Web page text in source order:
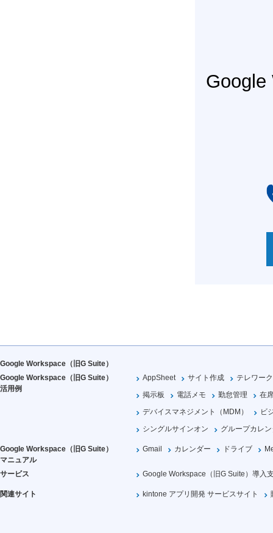
Google
Google Workspace（旧G Suite）
Google Workspace（旧G Suite）
活用例
AppSheet サイト作成
テレワーク
掲示板
電話メモ 勤怠管理
在
デバイスマネジメント（MDM）
ビ
シングルサインオン
グループカレ
Google Workspace（旧G Suite）
マニュアル
Gmail カレンダー ドライブ
サービス Google Workspace（旧G Suite）導入
関連サイト kintone アプリ開発 サービスサイト